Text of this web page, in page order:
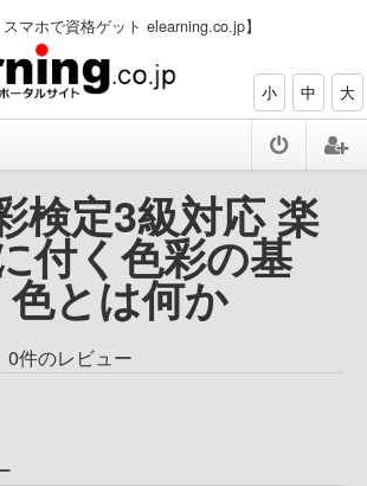
スマホで資格ゲット elearning.co.jp】
小 中 大
検定3級対応 楽
付く色彩の基
とは何か
0件のレビュー